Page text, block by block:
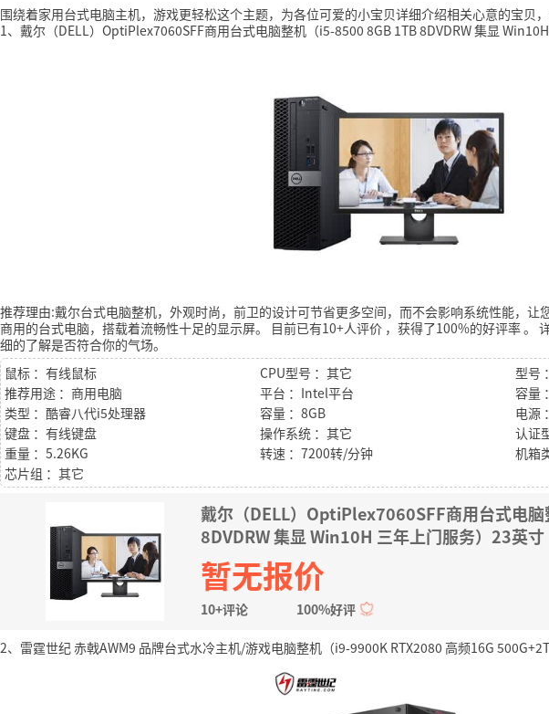
围绕着家用台式电脑主机，游戏更轻松这个主题，为各位可爱的小宝贝详细介绍相关心意的宝贝
1、戴尔（DELL）OptiPlex7060SFF商用台式电脑整机（i5-8500 8GB 1TB 8DVDRW 集显
推荐理由:戴尔台式电脑整机，外观时尚，前卫的设计可节省更多空间，而不会影响系统性能，让
商用的台式电脑，搭载着流畅性十足的显示屏。
目前已有10+人评价 ，获得了100%的好评率。
细的了解是否符合你的气场。
鼠标 ：有线鼠标
CPU型号 ：其它
型号
推荐用途 ：商用电脑
平台 ：Intel平台
容量
类型 ：酷睿八代i5处理器
容量 ：8GB
电源
键盘 ：有线键盘
操作系统 ：其它
认证
重量 ：5.26KG
转速 ：7200转/分钟
机箱
芯片组 ：其它
戴尔（DELL）OptiPlex7060SFF商用台式电
8DVDRW 集显 Win10H 三年上门服务）23英寸
暂无报价
10+评论 100%好评
2、雷霆世纪 赤戟AWM9 品牌台式水冷主机/游戏电脑整机（i9-9900K RTX2080 高频16G